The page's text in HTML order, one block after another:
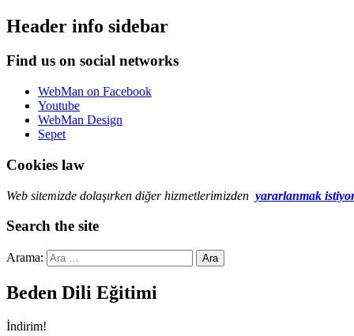
Header info sidebar
Find us on social networks
WebMan on Facebook
Youtube
WebMan Design
Sepet
Cookies law
Web sitemizde dolaşırken diğer hizmetlerimizden yararlanmak
Search the site
Arama:
Beden Dili Eğitimi
İndirim!